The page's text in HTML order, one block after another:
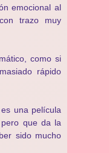
emocional al
trazo muy
como si
rápido
es una película
que da la
sido mucho